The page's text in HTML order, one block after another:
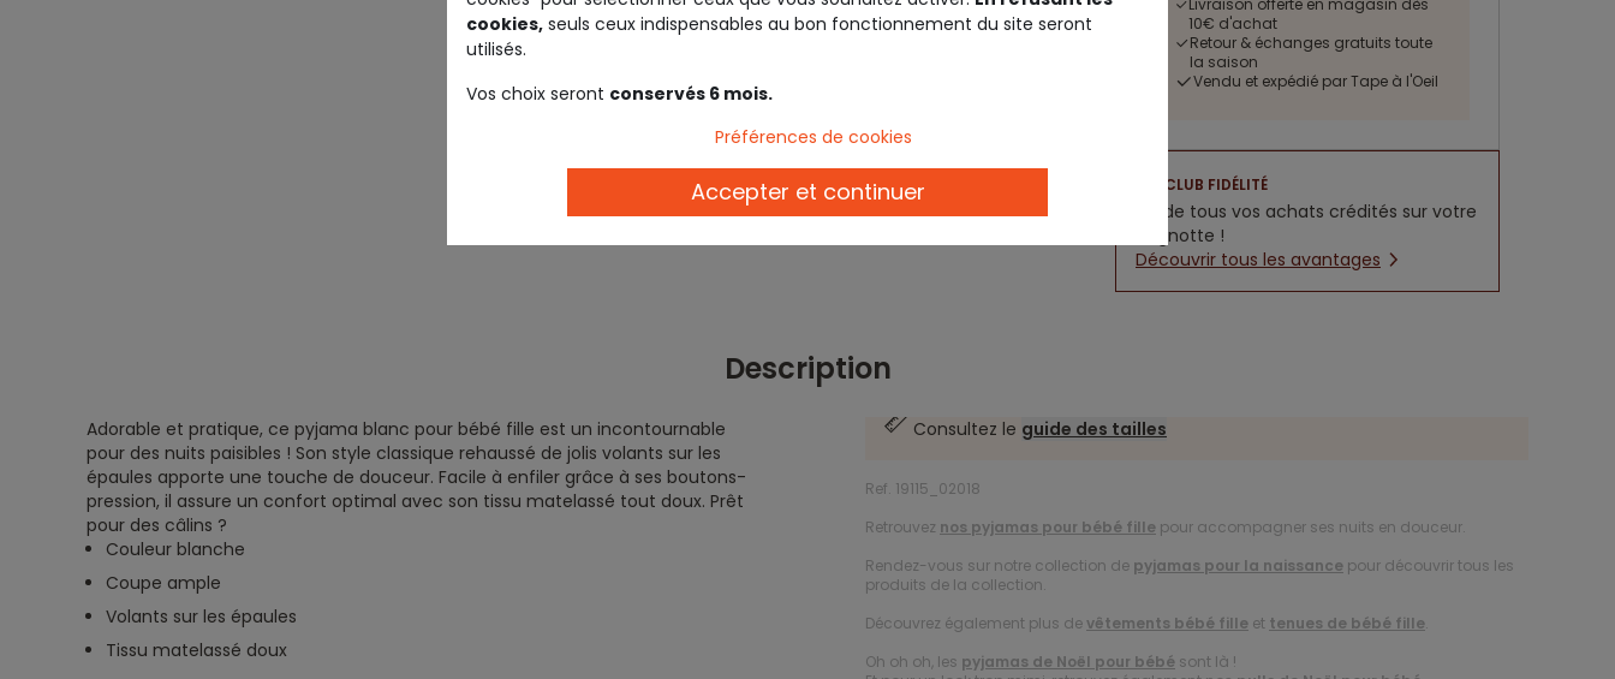
Livraison offerte en magasin dès
10€ d'achat
Retour & échanges gratuits toute
la saison
Vendu et expédié par Tape à l'Oeil
CLUB FIDÉLITÉ
5% de tous vos achats crédités sur votre
cagnotte !
Découvrir tous les avantages
Description
Adorable et pratique, ce pyjama blanc pour bébé fille est un incontournable
pour des nuits paisibles ! Son style classique rehaussé de jolis volants sur les
épaules apporte une touche de douceur. Facile à enfiler grâce à ses boutons-
pression, il assure un confort optimal avec son tissu matelassé tout doux. Prêt
pour des câlins ?
Couleur blanche
Coupe ample
Volants sur les épaules
Tissu matelassé doux
Consultez le guide des tailles
Ref. 19115_02018
Retrouvez nos pyjamas pour bébé fille pour accompagner ses nuits en douceur.
Rendez-vous sur notre collection de pyjamas pour la naissance pour découvrir tous les
produits de la collection.
Découvrez également plus devêtements bébé fille et tenues de bébé fille.
Oh oh oh, les pyjamas de Noël pour bébé sont là !
cookies, seuls ceux indispensables au bon fonctionnement du site seront
utilisés.
Vos choix seront conservés 6 mois.
Préférences de cookies
Accepter et continuer